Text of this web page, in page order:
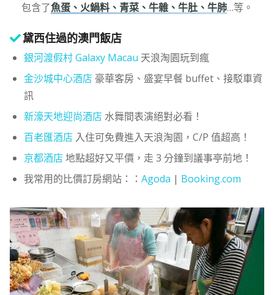
包含了魚蛋、火鍋料、青菜、牛雜、牛肚、牛肺…等。
黛西住過的澳門飯店
銀河渡假村 Galaxy Macau 天浪淘園玩到瘋
金沙城中心酒店豪華客房、盛宴早餐 buffet、接駁車資
訊
新濠天地迎尚酒店水舞間表演絕對必看！
百老匯酒店入住可免費進入天浪淘園，C/P 值超高！
京都酒店地點超好又平價，走 3 分鐘到議事亭前地！
我常用的比價訂房網站：： Agoda | Booking.com